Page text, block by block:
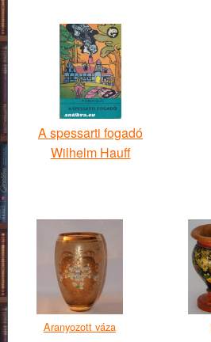
A spessarti fogadó
Wilhelm Hauff
Aranyozott váza